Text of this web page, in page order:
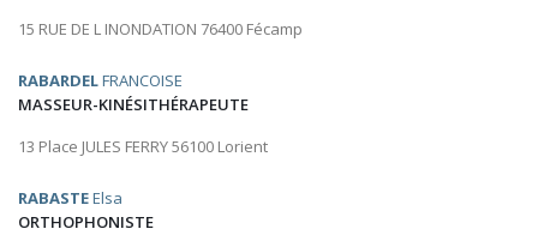
15 RUE DE L INONDATION 76400 Fécamp
RABARDELFRANCOISE
MASSEUR-KINÉSITHÉRAPEUTE
13 Place JULES FERRY 56100 Lorient
RABASTEElsa
ORTHOPHONISTE